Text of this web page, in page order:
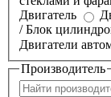
Двигатель
/ Блок
Двигатели
Производитель